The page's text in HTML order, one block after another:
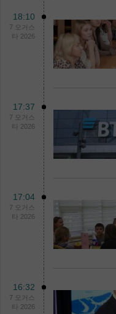
18:10
7 오거스
타 2026
17:37
7 오거스
타 2026
17:04
7 오거스
타 2026
16:32
7 오거스
타 2026